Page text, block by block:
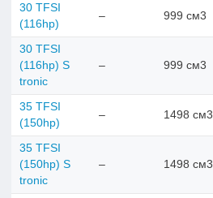
30 TFSI
(116hp)
– 999 см3
30 TFSI
(116hp) S
tronic
– 999 см3
35 TFSI
(150hp)
– 1498 см3
35 TFSI
(150hp) S
tronic
– 1498 см3